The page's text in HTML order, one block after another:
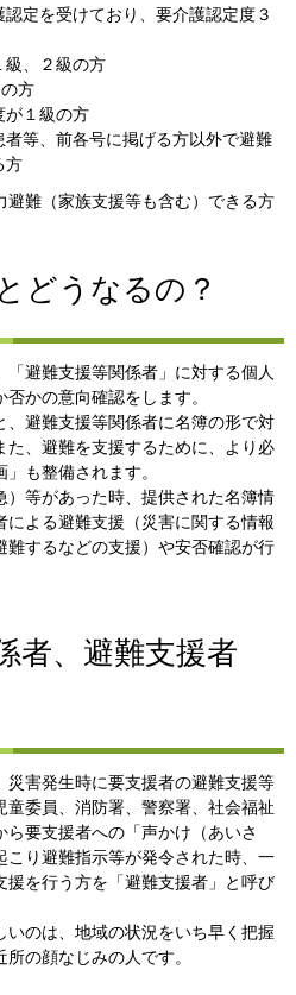
定を受けており、要介護認定度３
級、２級の方
方
が１級の方
等、前各号に掲げる方以外で避難
方
難（家族支援等も含む）できる方
どうなるの？
避難支援等関係者」に対する個人
かの意向確認をします。
避難支援等関係者に名簿の形で対
た、避難を支援するために、より必
も整備されます。
等があった時、提供された名簿情
よる避難支援（災害に関する情報
難するなどの支援）や安否確認が行
者、避難支援者
害発生時に要支援者の避難支援等
童委員、消防署、警察署、社会福祉
要支援者への「声かけ（あいさ
こり避難指示等が発令された時、一
援を行う方を「避難支援者」と呼び
のは、地域の状況をいち早く把握
の顔なじみの人です。